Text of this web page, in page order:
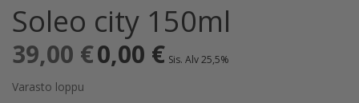
Soleo city 150ml
39,00 € Alkuperäinen
hinta
0,00 €Nykyinen
hinta
Sis. Alv 25,5%
Varasto loppu